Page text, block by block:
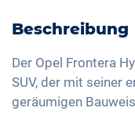
Innenspiegel
Regensensor
17 Zoll Alufelgen
Freisprechanlage
Sprachsteuerung
Apple Car Play
Beheizbare
Sitzheizung vorne
Sitze Stoff
Beschreibung
Der Opel Frontera
SUV, der mit seiner
geräumigen